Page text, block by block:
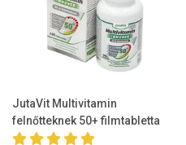
JutaVit Multivitamin
felnőtteknek 50+ filmtabletta
100db